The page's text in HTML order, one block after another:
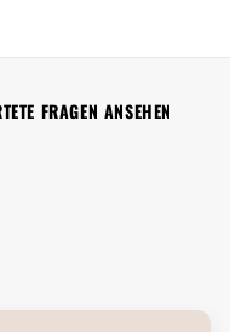
FRAGEN ANSEHEN